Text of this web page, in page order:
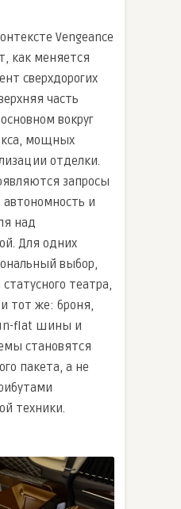
Vengeance
как меняется
сверхдорогих
часть
вокруг
мощных
отделки.
запросы
и
над
Для одних
выбор,
театра,
тот же: броня,
flat шины и
становятся
пакета, а не
техники.